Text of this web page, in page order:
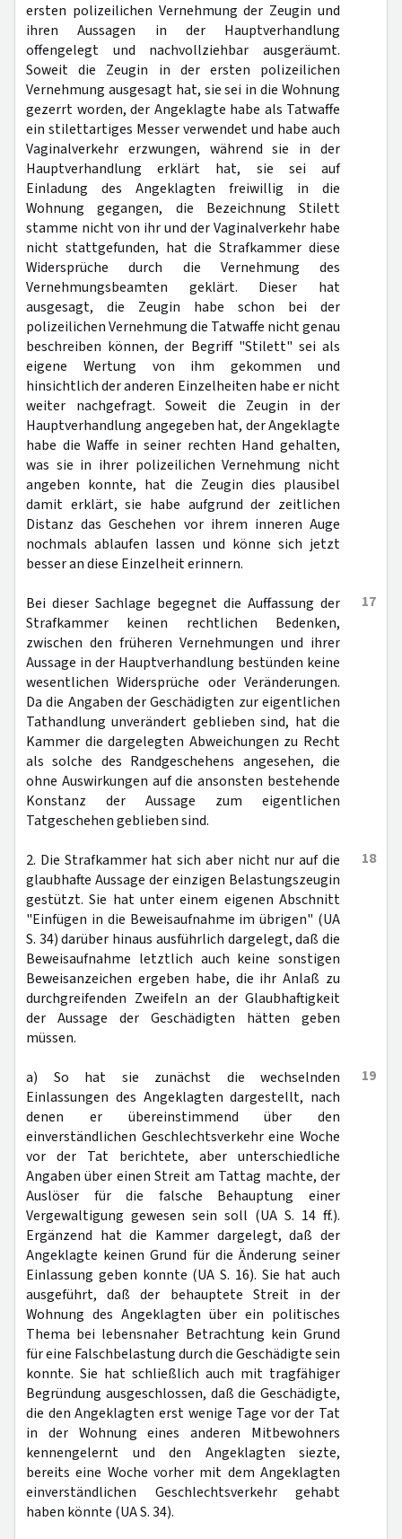
ersten polizeilichen Vernehmung der Zeugin und
ihren Aussagen in der Hauptverhandlung
offengelegt und nachvollziehbar ausgeräumt.
Soweit die Zeugin in der ersten polizeilichen
Vernehmung ausgesagt hat, sie sei in die Wohnung
gezerrt worden, der Angeklagte habe als Tatwaffe
ein stilettartiges Messer verwendet und habe auch
Vaginalverkehr erzwungen, während sie in der
Hauptverhandlung erklärt hat, sie sei auf
Einladung des Angeklagten freiwillig in die
Wohnung gegangen, die Bezeichnung Stilett
stamme nicht von ihr und der Vaginalverkehr habe
nicht stattgefunden, hat die Strafkammer diese
Widersprüche durch die Vernehmung des
Vernehmungsbeamten geklärt. Dieser hat
ausgesagt, die Zeugin habe schon bei der
polizeilichen Vernehmung die Tatwaffe nicht genau
beschreiben können, der Begriff "Stilett" sei als
eigene Wertung von ihm gekommen und
hinsichtlich der anderen Einzelheiten habe er nicht
weiter nachgefragt. Soweit die Zeugin in der
Hauptverhandlung angegeben hat, der Angeklagte
habe die Waffe in seiner rechten Hand gehalten,
was sie in ihrer polizeilichen Vernehmung nicht
angeben konnte, hat die Zeugin dies plausibel
damit erklärt, sie habe aufgrund der zeitlichen
Distanz das Geschehen vor ihrem inneren Auge
nochmals ablaufen lassen und könne sich jetzt
besser an diese Einzelheit erinnern.
17
Bei dieser Sachlage begegnet die Auffassung der
Strafkammer keinen rechtlichen Bedenken,
zwischen den früheren Vernehmungen und ihrer
Aussage in der Hauptverhandlung bestünden keine
wesentlichen Widersprüche oder Veränderungen.
Da die Angaben der Geschädigten zur eigentlichen
Tathandlung unverändert geblieben sind, hat die
Kammer die dargelegten Abweichungen zu Recht
als solche des Randgeschehens angesehen, die
ohne Auswirkungen auf die ansonsten bestehende
Konstanz der Aussage zum eigentlichen
Tatgeschehen geblieben sind.
18
2. Die Strafkammer hat sich aber nicht nur auf die
glaubhafte Aussage der einzigen Belastungszeugin
gestützt. Sie hat unter einem eigenen Abschnitt
"Einfügen in die Beweisaufnahme im übrigen" (UA
S. 34) darüber hinaus ausführlich dargelegt, daß die
Beweisaufnahme letztlich auch keine sonstigen
Beweisanzeichen ergeben habe, die ihr Anlaß zu
durchgreifenden Zweifeln an der Glaubhaftigkeit
der Aussage der Geschädigten hätten geben
müssen.
19
a) So hat sie zunächst die wechselnden
Einlassungen des Angeklagten dargestellt, nach
denen er übereinstimmend über den
einverständlichen Geschlechtsverkehr eine Woche
vor der Tat berichtete, aber unterschiedliche
Angaben über einen Streit am Tattag machte, der
Auslöser für die falsche Behauptung einer
Vergewaltigung gewesen sein soll (UA S. 14 ff.).
Ergänzend hat die Kammer dargelegt, daß der
Angeklagte keinen Grund für die Änderung seiner
Einlassung geben konnte (UA S. 16). Sie hat auch
ausgeführt, daß der behauptete Streit in der
Wohnung des Angeklagten über ein politisches
Thema bei lebensnaher Betrachtung kein Grund
für eine Falschbelastung durch die Geschädigte sein
konnte. Sie hat schließlich auch mit tragfähiger
Begründung ausgeschlossen, daß die Geschädigte,
die den Angeklagten erst wenige Tage vor der Tat
in der Wohnung eines anderen Mitbewohners
kennengelernt und den Angeklagten siezte,
bereits eine Woche vorher mit dem Angeklagten
einverständlichen Geschlechtsverkehr gehabt
haben könnte (UA S. 34).